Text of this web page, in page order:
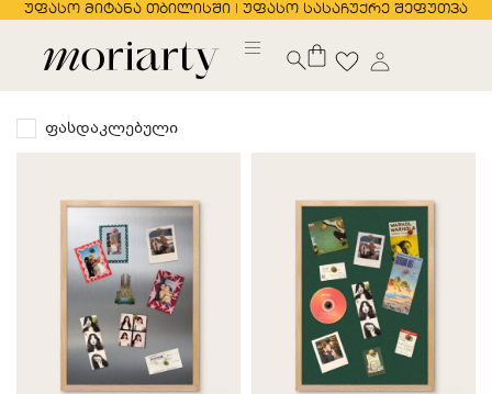
უფასო მიტანა თბილისში | უფასო სასაჩუქრე შეფუთვა
ფასდაკლებული